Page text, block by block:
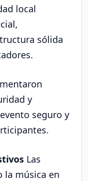
local
sólida
y
seguro y
Las
la música en